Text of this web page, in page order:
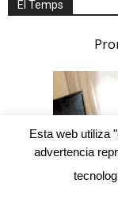
El Temps
Esta web utiliza
advertencia